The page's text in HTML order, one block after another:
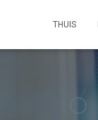
THUIS